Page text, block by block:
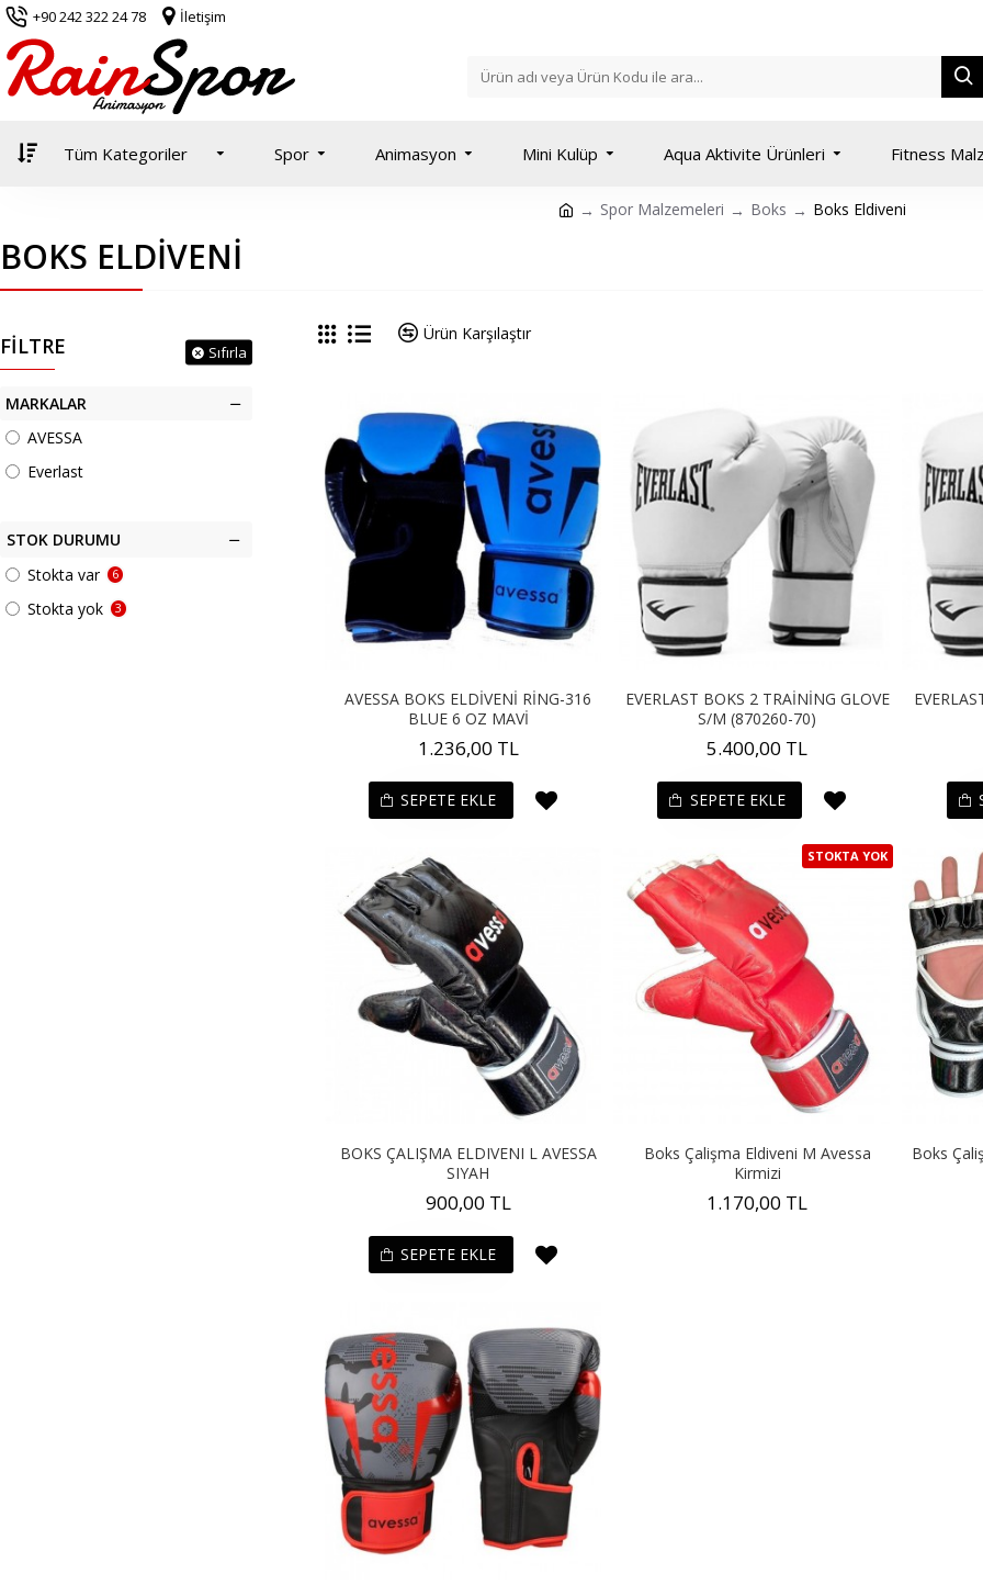
+90 242 322 24 78 İletişim
Tüm Kategoriler Spor Animasyon Mini Kulüp Aqua Aktivite Ürünleri Fitness
Spor Malzemeleri Boks Boks Eldiveni
BOKS ELDIVENI
FILTRE Sıfırla
MARKALAR
AVESSA
Everlast
STOK DURUMU
Stokta var
6
Stokta yok 3
Ürün Karşılaştır
AVESSA BOKS ELDİVENİ RİNG-316
BLUE 6 OZ MAVİ
1.236,00 TL
SEPETE EKLE
EVERLAST BOKS 2 TRAİNİNG GLOVE
S/M (870260-70)
5.400,00 TL
SEPETE EKLE
BOKS ÇALIŞMA ELDIVENI L AVESSA
SIYAH
900,00 TL
SEPETE EKLE
STOKTA YOK
Boks Çalişma Eldiveni M Avessa
Kirmizi
1.170,00 TL
Boks